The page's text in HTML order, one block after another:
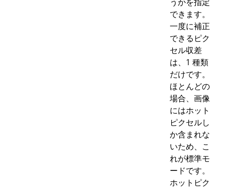
できます。
一度に補正
できるピク
セル収差
は、1 種類
だけです。
ほとんどの
場合、画像
にはホット
ピクセルし
か含まれな
いため、こ
れが標準モ
ードです。
ホットピク